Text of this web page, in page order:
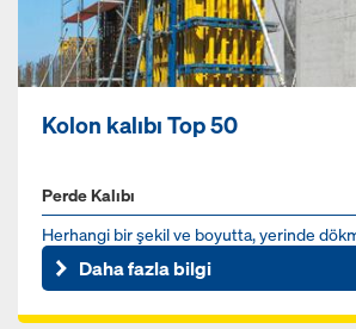
Kolon kalıbı Top 50
Perde Kalıbı
Herhangi bir şekil ve boyutta, yerinde
kalıp
Daha fazla bilgi